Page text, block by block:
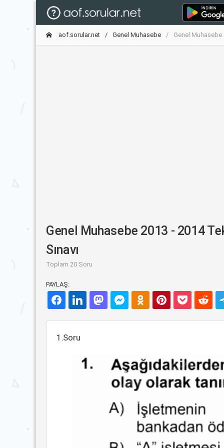
aof.sorular.net Genel Muhasebe Genel Muhasebe
Genel Muhasebe 2013 - 2014
Sınavı
Toplam 20 Soru
PAYLAŞ:
1.Soru